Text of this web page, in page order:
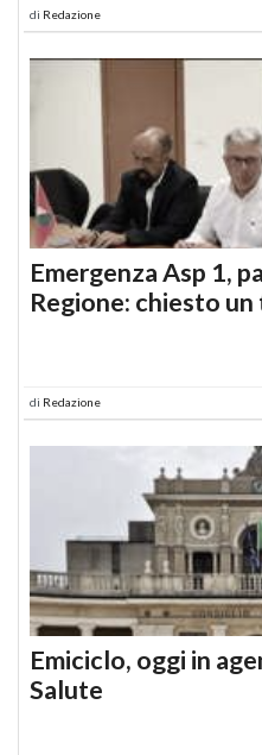
di Redazione
Emergenza Asp 1,
Regione: chiesto
di Redazione
Emiciclo, oggi in
Salute